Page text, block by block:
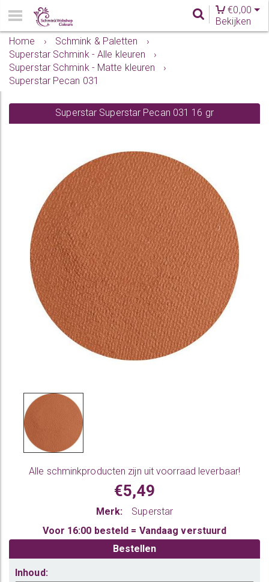
€0,00
Bekijken
Home
› Schmink & Paletten
›
Superstar Schmink - Alle kleuren
›
Superstar Schmink - Matte kleuren
›
Superstar Pecan 031
Superstar Superstar Pecan 031 16 gr
Alle schminkproducten zijn uit voorraad leverbaar!
€5,49
Merk:
Superstar
Voor 16:00 besteld = Vandaag verstuurd
Bestellen
Inhoud: